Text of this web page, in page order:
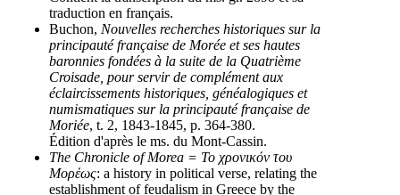
traduction en français.
Buchon, Nouvelles recherches historiques sur la
principauté française de Morée et ses hautes
baronnies fondées à la suite de la Quatrième
Croisade, pour servir de complément aux
éclaircissements historiques, généalogiques et
numismatiques sur la principauté française de
Moriée, t. 2, 1843-1845, p. 364-380.
Édition d'après le ms. du Mont-Cassin.
The Chronicle of Morea = Το χρονικόν του
Μορέως: a history in political verse, relating the
establishment of feudalism in Greece by the